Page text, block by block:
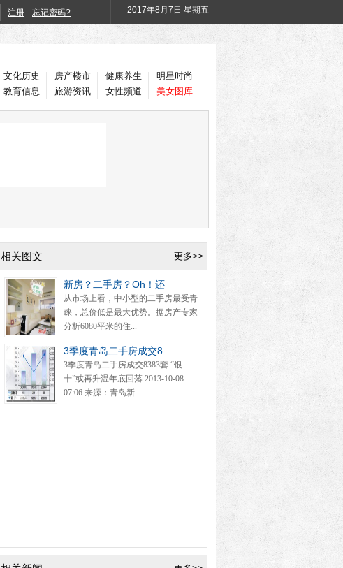
注册 忘记密码? 2017年8月7日 星期五
文化历史
教育信息
房产楼市
旅游资讯
健康养生
女性频道
明星时尚
美女图库
更多>>
相关图文
新房？二手房？Oh！还
从市场上看，中小型的二手房最受青
睐，总价低是最大优势。据房产专家
分析6080平米的住...
3季度青岛二手房成交8
3季度青岛二手房成交8383套 “银
十”或再升温年底回落 2013-10-08
07:06 来源：青岛新...